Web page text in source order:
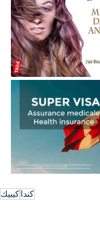
كنداكيبيك